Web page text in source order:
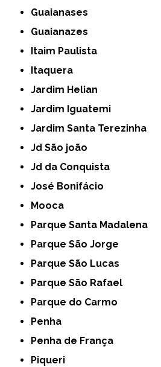
Guaianases
Guaianazes
Itaim Paulista
Itaquera
Jardim Helian
Jardim Iguatemi
Jardim Santa Terezinha
Jd São joão
Jd da Conquista
José Bonifácio
Mooca
Parque Santa Madalena
Parque São Jorge
Parque São Lucas
Parque São Rafael
Parque do Carmo
Penha
Penha de França
Piqueri